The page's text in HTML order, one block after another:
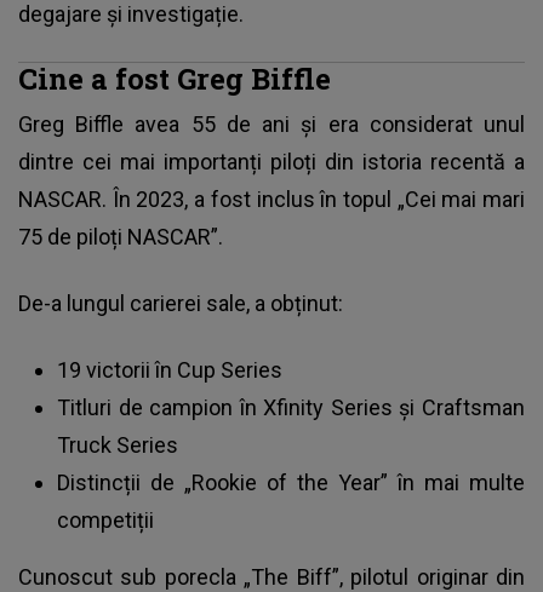
degajare și investigație.
Cine a fost Greg Biffle
Greg Biffle avea 55 de ani și era considerat unul
dintre cei mai importanți piloți din istoria recentă a
NASCAR. În 2023, a fost inclus în topul „Cei mai mari
75 de piloți NASCAR”.
De-a lungul carierei sale, a obținut:
19 victorii în Cup Series
Titluri de campion în Xfinity Series și Craftsman
Truck Series
Distincții de „Rookie of the Year” în mai multe
competiții
Cunoscut sub porecla „The Biff”, pilotul originar din